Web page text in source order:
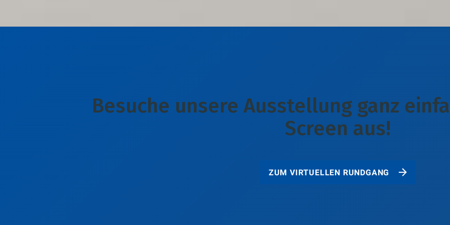
Besuche unsere Ausstellung ganz
Screen aus!
ZUM VIRTUELLEN RUNDGANG